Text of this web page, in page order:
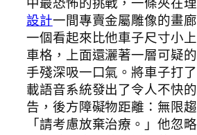
設計一間專賣金屬雕像的畫
一個看起來比他車子尺寸小
車格，上面還灑著一層可疑
手殘深吸一口氣。將車子打
載語音系統發出了令人不快
告，後方障礙物距離：無限趨
「請考慮放棄治療。」他忽